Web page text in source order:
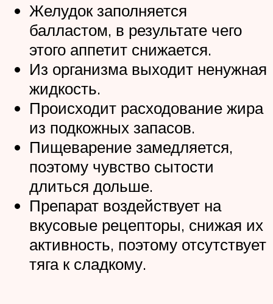
Желудок заполняется
балластом, в результате чего
этого аппетит снижается.
Из организма выходит ненужная
жидкость.
Происходит расходование жира
из подкожных запасов.
Пищеварение замедляется,
поэтому чувство сытости
длиться дольше.
Препарат воздействует на
вкусовые рецепторы, снижая их
активность, поэтому отсутствует
тяга к сладкому.